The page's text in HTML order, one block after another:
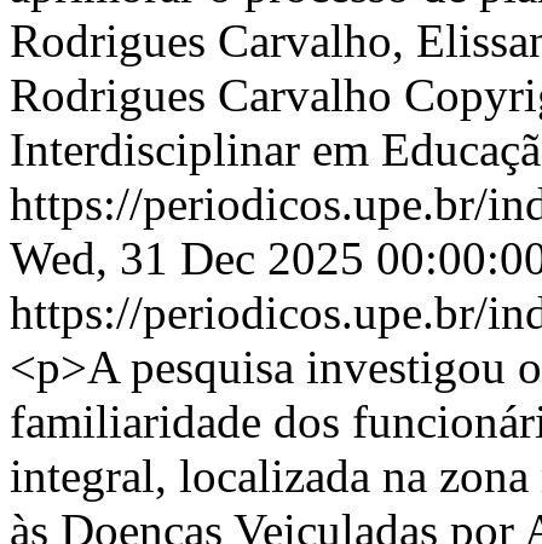
Rodrigues Carvalho,
Rodrigues Carvalho
Interdisciplinar em
https://periodicos.upe.br/
Wed, 31 Dec 2025
https://periodicos.upe.br/
<p>A pesquisa investigou
familiaridade dos
integral, localizada na
às Doenças Veiculadas